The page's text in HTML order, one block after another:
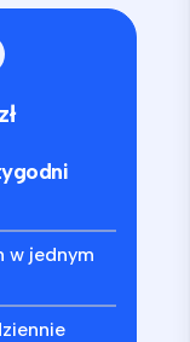
zł
w jednym